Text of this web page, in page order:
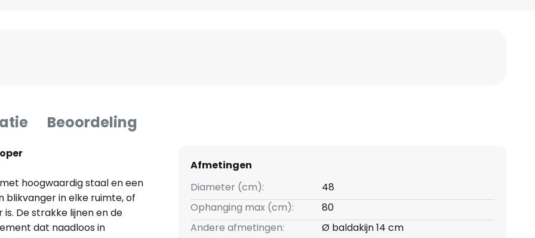
Beoordeling
hoogwaardig staal en een
blikvanger in elke ruimte, of
De strakke lijnen en de
dat naadloos in
Afmetingen
Diameter (cm):
48
Ophanging max (cm):
80
Andere afmetingen:
Ø baldakijn 14 cm